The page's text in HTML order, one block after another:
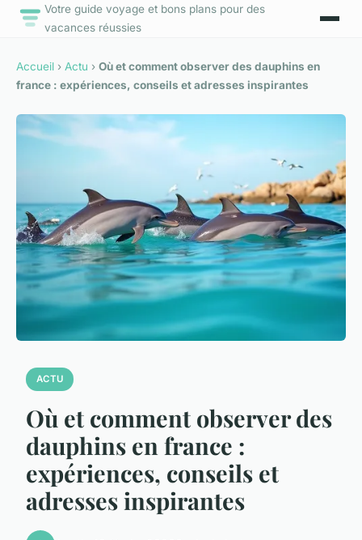
Votre guide voyage et bons plans pour des
vacances réussies
Accueil › Actu › Où et comment observer des dauphins en
france : expériences, conseils et adresses inspirantes
ACTU
Où et comment observer des
dauphins en france :
expériences, conseils et
adresses inspirantes